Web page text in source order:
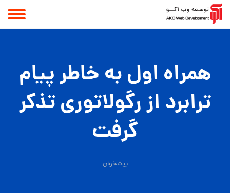
همراه اول به خاطر پیام
ترابرد از رگولاتوری تذکر
گرفت
پیشخوان